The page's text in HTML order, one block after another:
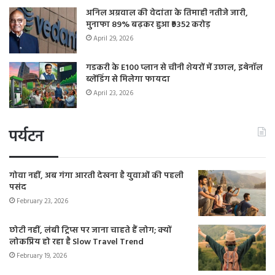
अनिल अग्रवाल की वेदांता के तिमाही नतीजे जारी,
मुनाफा 89% बढ़कर हुआ ₹9352 करोड़
April 29, 2026
गडकरी के E100 प्लान से चीनी शेयरों में उछाल, इथेनॉल
ब्लेंडिंग से मिलेगा फायदा
April 23, 2026
पर्यटन
गोवा नहीं, अब गंगा आरती देखना है युवाओं की पहली
पसंद
February 23, 2026
छोटी नहीं, लंबी ट्रिप्स पर जाना चाहते हैं लोग; क्यों
लोकप्रिय हो रहा है Slow Travel Trend
February 19, 2026